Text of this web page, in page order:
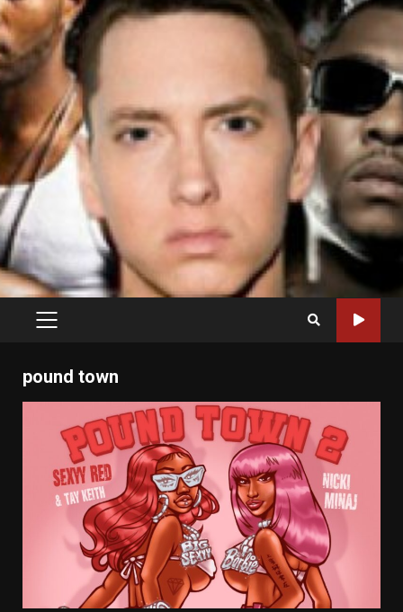
PRIMARY
pound town